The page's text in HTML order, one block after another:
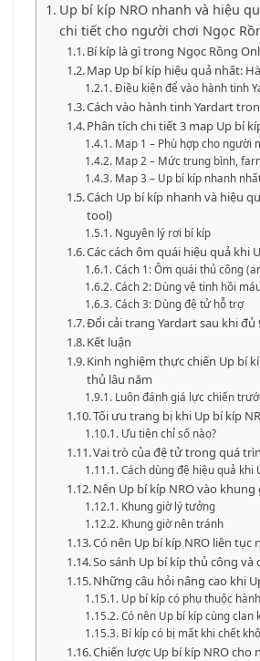
Up bí kíp NRO nhanh và hiệu
chi tiết cho người chơi Ngọc
Bí kíp là gì trong Ngọc Rồng
Map Up bí kíp hiệu quả nhất:
Điều kiện để vào hành tinh
Cách vào hành tinh Yardart
Phân tích chi tiết 3 map Up bí
Map 1 – Phù hợp cho người
Map 2 – Mức trung bình,
Map 3 – Up bí kíp nhanh
Cách Up bí kíp nhanh và hiệu
tool)
Nguyên lý rơi bí kíp
Các cách ôm quái hiệu quả khi
Cách 1: Ôm quái thủ công
Cách 2: Dùng vệ tinh hồi
Cách 3: Dùng đệ tử hỗ trợ
Đổi cải trang Yardart sau khi đủ
Kết luận
Kinh nghiệm thực chiến Up bí
thủ lâu năm
Luôn đánh giá lực chiến
Tối ưu trang bị khi Up bí kíp
Ưu tiên chỉ số nào?
Vai trò của đệ tử trong quá
Cách dùng đệ hiệu quả khi
Nên Up bí kíp NRO vào khung
Khung giờ lý tưởng
Khung giờ nên tránh
Có nên Up bí kíp NRO liên tục
So sánh Up bí kíp thủ công
Những câu hỏi nâng cao khi
Up bí kíp có phụ thuộc
Có nên Up bí kíp cùng clan
Bí kíp có bị mất khi chết
Chiến lược Up bí kíp NRO cho